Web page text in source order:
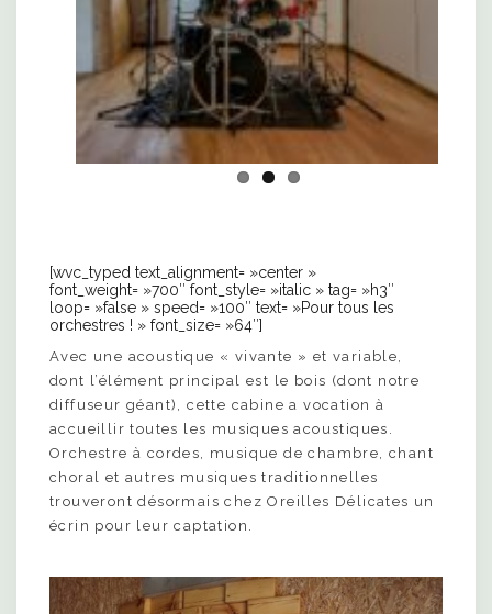
[wvc_typed text_alignment= »center »
font_weight= »700″ font_style= »italic » tag= »h3″
loop= »false » speed= »100″ text= »Pour tous les
orchestres ! » font_size= »64″]
Avec une acoustique « vivante » et variable,
dont l’élément principal est le bois (dont notre
diffuseur géant), cette cabine a vocation à
accueillir toutes les musiques acoustiques.
Orchestre à cordes, musique de chambre, chant
choral et autres musiques traditionnelles
trouveront désormais chez Oreilles Délicates un
écrin pour leur captation.